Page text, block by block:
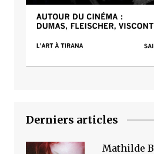
Derniers articles
Mathilde